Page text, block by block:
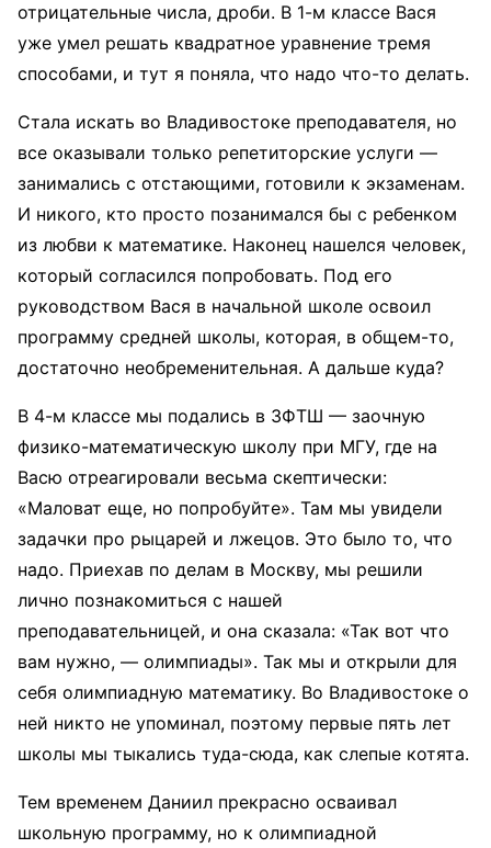
отрицательные числа, дроби. В 1-м классе Вася
уже умел решать квадратное уравнение тремя
способами, и тут я поняла, что надо что-то делать.
Стала искать во Владивостоке преподавателя, но
все оказывали только репетиторские услуги —
занимались с отстающими, готовили к экзаменам.
И никого, кто просто позанимался бы с ребенком
из любви к математике. Наконец нашелся человек,
который согласился попробовать. Под его
руководством Вася в начальной школе освоил
программу средней школы, которая, в общем-то,
достаточно необременительная. А дальше куда?
В 4-м классе мы подались в ЗФТШ — заочную
физико-математическую школу при МГУ, где на
Васю отреагировали весьма скептически:
«Маловат еще, но попробуйте». Там мы увидели
задачки про рыцарей и лжецов. Это было то, что
надо. Приехав по делам в Москву, мы решили
лично познакомиться с нашей
преподавательницей, и она сказала: «Так вот что
вам нужно, — олимпиады». Так мы и открыли для
себя олимпиадную математику. Во Владивостоке о
ней никто не упоминал, поэтому первые пять лет
школы мы тыкались туда-сюда, как слепые котята.
Тем временем Даниил прекрасно осваивал
школьную программу, но к олимпиадной